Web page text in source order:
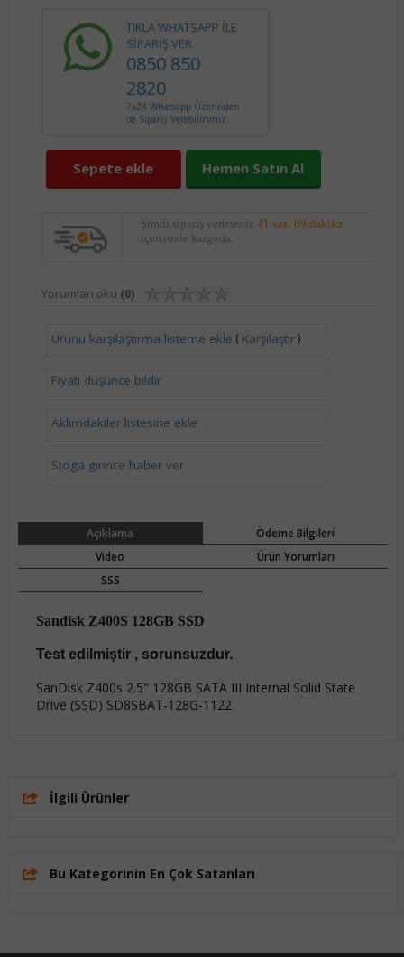
TIKLA WHATSAPP İLE
SİPARİŞ VER
0850 850
2820
7x24 Whatsapp Üzerinden
de Sipariş Verebilirsiniz.
Sepete ekle Hemen Satın Al
Şimdi sipariş verirseniz 41 saat 09 dakika
içerisinde kargoda.
Yorumları oku (0)
Ürünü karşılaştırma listeme ekle ( Karşılaştır)
Fiyatı düşünce bildir
Aklımdakiler listesine ekle
Stoga girince haber ver
Açıklama
Ödeme Bilgileri
Video
Ürün Yorumları
SSS
Sandisk Z400S 128GB SSD
Test edilmiştir , sorunsuzdur.
SanDisk Z400s 2.5" 128GB SATA III Internal Solid State
Drive (SSD) SD8SBAT-128G-1122
İlgili Ürünler
Bu Kategorinin En Çok Satanları